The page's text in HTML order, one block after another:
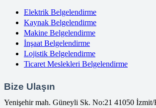
Elektrik Belgelendirme
Kaynak Belgelendirme
Makine Belgelendirme
İnşaat Belgelendirme
Lojistik Belgelendirme
Ticaret Meslekleri Belgelendirme
Bize Ulaşın
Yenişehir mah. Güneyli Sk. No:21 41050